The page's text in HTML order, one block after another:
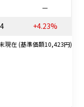
－
+4.23%
現在 (基準価額10,423円)